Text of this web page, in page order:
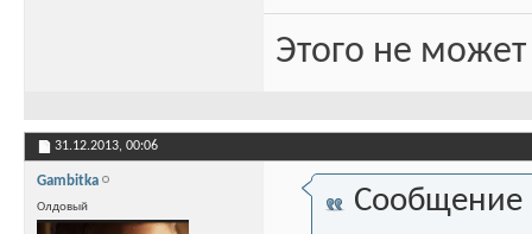
Этого не
31.12.2013, 00:06
Gambitka
Олдовый Сообщение